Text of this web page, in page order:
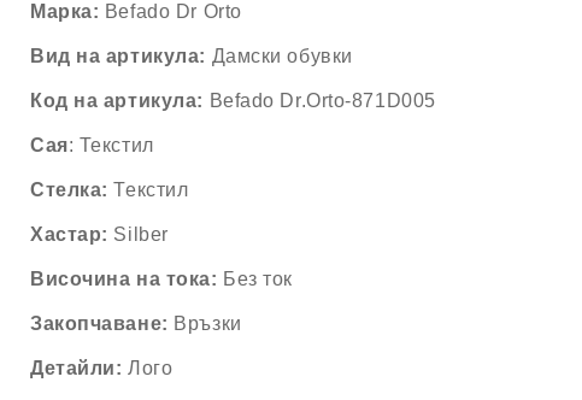
Марка: Befado Dr Orto
Вид на артикула: Дамски обувки
Код на артикула: Befado Dr.Orto-871D005
Сая: Текстил
Стелка: Текстил
Хастар: Silber
Височина на тока: Без ток
Закопчаване: Връзки
Детайли: Лого